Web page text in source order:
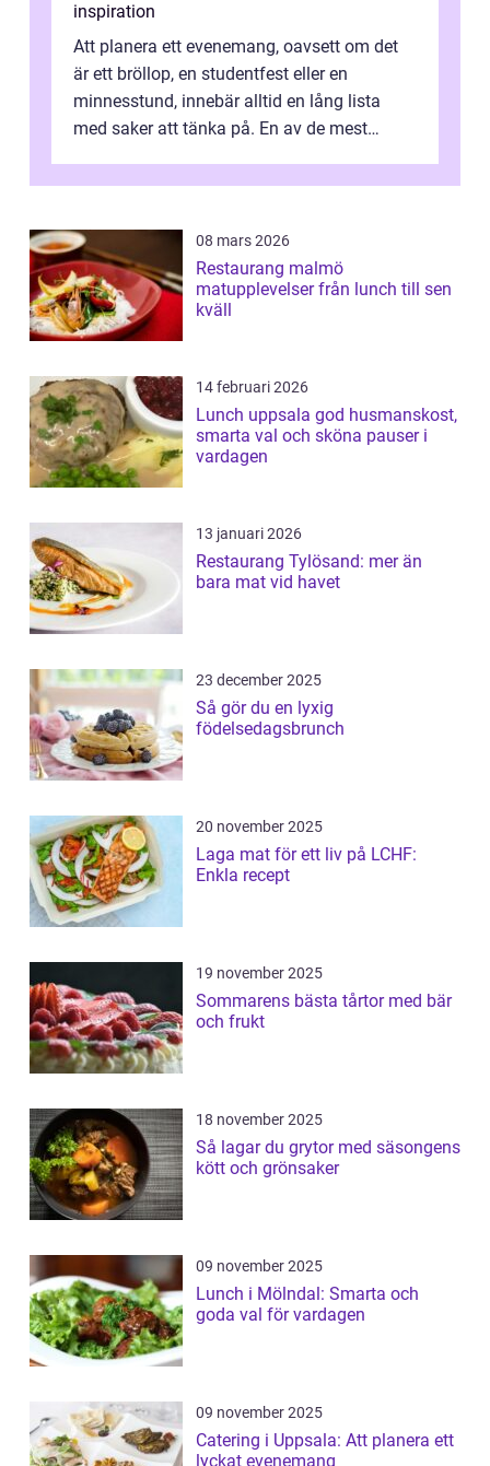
inspiration
Att planera ett evenemang, oavsett om det
är ett bröllop, en studentfest eller en
minnesstund, innebär alltid en lång lista
med saker att tänka på. En av de mest
08 mars 2026
Restaurang malmö
matupplevelser från lunch till sen
kväll
14 februari 2026
Lunch uppsala god husmanskost,
smarta val och sköna pauser i
vardagen
13 januari 2026
Restaurang Tylösand: mer än
bara mat vid havet
23 december 2025
Så gör du en lyxig
födelsedagsbrunch
20 november 2025
Laga mat för ett liv på LCHF:
Enkla recept
19 november 2025
Sommarens bästa tårtor med bär
och frukt
18 november 2025
Så lagar du grytor med säsongens
kött och grönsaker
09 november 2025
Lunch i Mölndal: Smarta och
goda val för vardagen
09 november 2025
Catering i Uppsala: Att planera ett
lyckat evenemang